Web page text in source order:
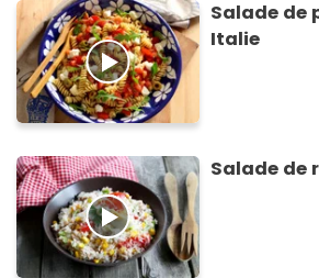
Salade de
Italie
Salade de